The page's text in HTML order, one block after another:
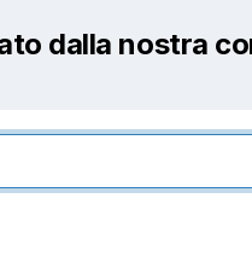
dalla nostra